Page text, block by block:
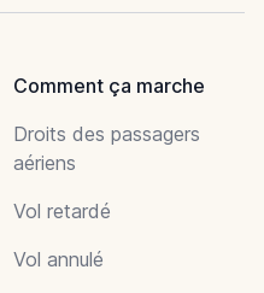
Comment ça marche
Droits des passagers
aériens
Vol retardé
Vol annulé